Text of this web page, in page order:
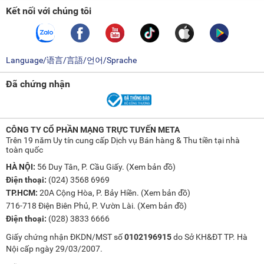
đổi tùy theo sản phẩm thực tế mà không cần thông báo
Kết nối với chúng tôi
Language/语言/言語/언어/Sprache
Đã chứng nhận
CÔNG TY CỔ PHẦN MẠNG TRỰC TUYẾN META
Trên 19 năm Uy tín cung cấp Dịch vụ Bán hàng & Thu tiền tại nhà
toàn quốc
HÀ NỘI: 56 Duy Tân, P. Cầu Giấy. (Xem bản đồ)
Điện thoại: (024) 3568 6969
TP.HCM: 20A Cộng Hòa, P. Bảy Hiền. (Xem bản đồ)
716-718 Điện Biên Phủ, P. Vườn Lài. (Xem bản đồ)
Điện thoại: (028) 3833 6666
Giấy chứng nhận ĐKDN/MST số0102196915do Sở KH&ĐT TP. Hà
Nội cấp ngày 29/03/2007.